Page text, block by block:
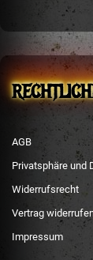
AGB
Privatsphäre und
Widerrufsrecht
Vertrag
Impressum